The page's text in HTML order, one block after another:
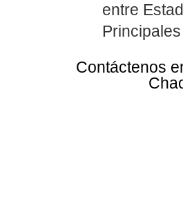
entre
Contáctenos